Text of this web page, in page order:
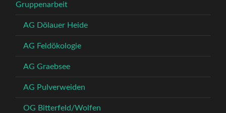
Gruppenarbeit
AG Dölauer Heide
AG Feldökologie
AG Graebsee
AG Pulverweiden
OG Bitterfeld/Wolfen